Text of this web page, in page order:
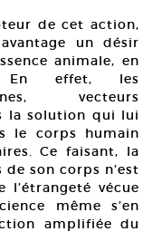
de cet action,
un désir
animale, en
En effet, les
vecteurs
la solution qui lui
le corps humain
Ce faisant, la
son corps n’est
l’étrangeté vécue
même s’en
amplifiée du